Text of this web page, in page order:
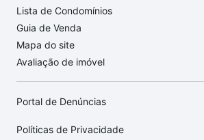
Lista de Condomínios
Guia de Venda
Mapa do site
Avaliação de imóvel
Portal de Denúncias
Políticas de Privacidade